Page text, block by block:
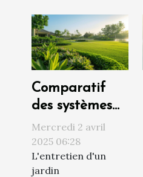
Comparatif
des systèmes
d'arrosage
automatique
pour un jardin
Mercredi 2 avril
2025 06:28
L'entretien d'un
jardin